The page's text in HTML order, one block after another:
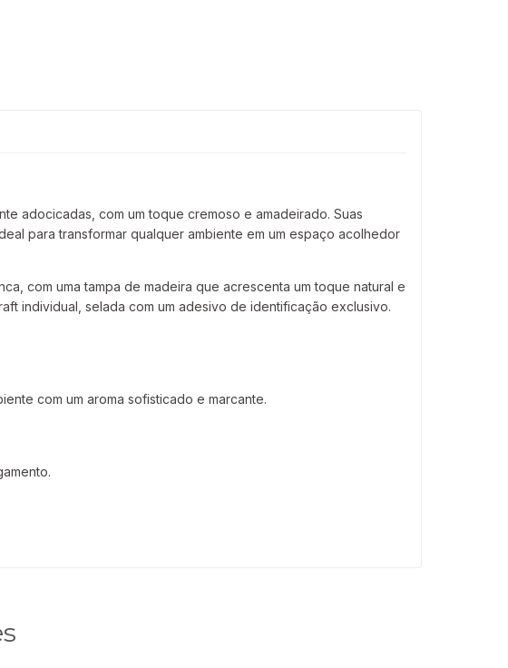
adocicadas, com um toque cremoso e amadeirado. Suas
para transformar qualquer ambiente em um espaço acolhedor
com uma tampa de madeira que acrescenta um toque natural e
individual, selada com um adesivo de identificação exclusivo.
com um aroma sofisticado e marcante.